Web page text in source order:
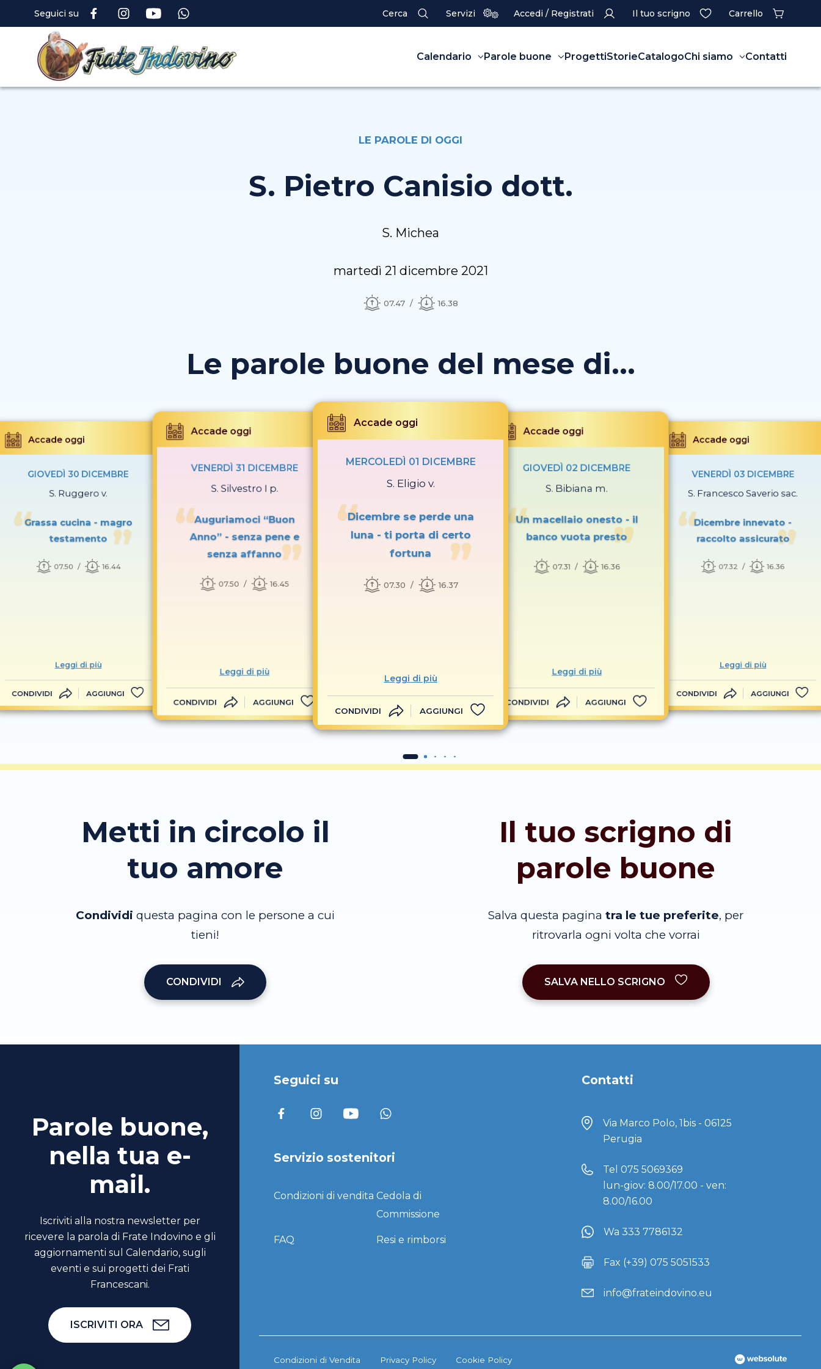
Seguici su Cerca Servizi Accedi / Registrati Il tuo scrigno Carrello
Calendario Parole buone ProgettiStorieCatalogoChi siamo Contatti
LE PAROLE DI OGGI
S. Pietro Canisio dott.
S. Michea
martedì 21 dicembre 2021
07.47 16.38
Le parole buone del mese di...
Accade oggi
GIOVEDÌ 30 DICEMBRE
S. Ruggero v.
Grassa cucina - magro
testamento
07.50 16.44
Leggi di più
CONDIVIDI AGGIUNGI
Accade oggi
VENERDÌ 31 DICEMBRE
S. Silvestro I p.
Auguriamoci “Buon
Anno” - senza pene e
senza affanno
07.50 16.45
Leggi di più
CONDIVIDI AGGIUNGI
Accade oggi
MERCOLEDÌ 01 DICEMBRE
S. Eligio v.
Dicembre se perde una
luna - ti porta di certo
fortuna
07.30 16.37
Leggi di più
CONDIVIDI AGGIUNGI
Accade oggi
GIOVEDÌ 02 DICEMBRE
S. Bibiana m.
Un macellaio onesto - il
banco vuota presto
07.31 16.36
Leggi di più
CONDIVIDI AGGIUNGI
Accade oggi
VENERDÌ 03 DICEMBRE
S. Francesco Saverio sac.
Dicembre innevato -
raccolto assicurato
07.32 16.36
Leggi di più
CONDIVIDI AGGIUNGI
Metti in circolo il
tuo amore
Condividi questa pagina con le persone a cui
tieni!
CONDIVIDI
Il tuo scrigno di
parole buone
Salva questa pagina tra le tue preferite, per
ritrovarla ogni volta che vorrai
SALVA NELLO SCRIGNO
Parole buone,
nella tua e-
mail.
Iscriviti alla nostra newsletter per
ricevere la parola di Frate Indovino e gli
aggiornamenti sul Calendario, sugli
eventi e sui progetti dei Frati
Francescani.
ISCRIVITI ORA
Seguici su
Servizio sostenitori
Condizioni di vendita Cedola di
Commissione
FAQ Resi e rimborsi
Contatti
Via Marco Polo, 1bis - 06125
Perugia
Tel 075 5069369
lun-giov: 8.00/17.00 - ven:
8.00/16.00
Wa 333 7786132
Fax (+39) 075 5051533
info@frateindovino.eu
Condizioni di Vendita Privacy Policy Cookie Policy